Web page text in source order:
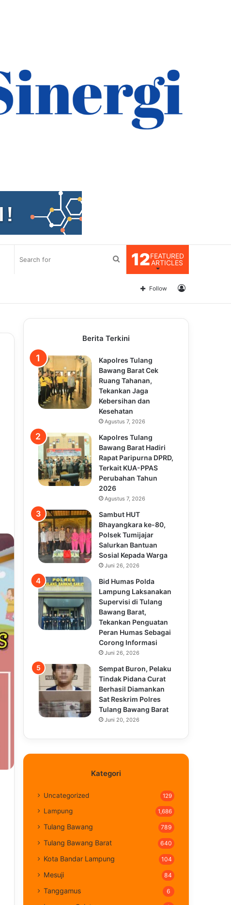
12FEATURED
ARTICLES
Search
Log
Follow
Berita Terkini
Kapolres Tulang
Bawang Barat Cek
Ruang Tahanan,
Tekankan Jaga
Kebersihan dan
Kesehatan
Agustus 7, 2026
Kapolres Tulang
Bawang Barat Hadiri
Rapat Paripurna DPRD,
Terkait KUA-PPAS
Perubahan Tahun
2026
Agustus 7, 2026
Sambut HUT
Bhayangkara ke-80,
Polsek Tumijajar
Salurkan Bantuan
Sosial Kepada Warga
Juni 26, 2026
Bid Humas Polda
Lampung Laksanakan
Supervisi di Tulang
Bawang Barat,
Tekankan Penguatan
Peran Humas Sebagai
Corong Informasi
Juni 26, 2026
Sempat Buron, Pelaku
Tindak Pidana Curat
Berhasil Diamankan
Sat Reskrim Polres
Tulang Bawang Barat
Juni 20, 2026
Kategori
Uncategorized 129
Lampung 1,686
Tulang Bawang 789
Tulang Bawang Barat 640
Kota Bandar Lampung 104
Mesuji 84
Tanggamus 6